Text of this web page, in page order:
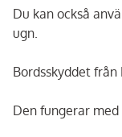
Du kan också
ugn.
Bordsskyddet
Den fungerar